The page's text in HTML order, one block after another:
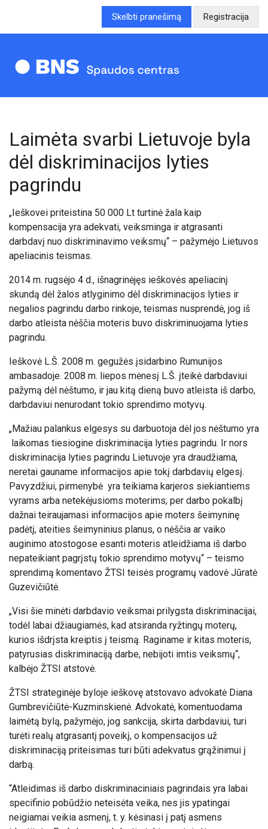
Skelbti pranešimą Registracija
Laimėta svarbi Lietuvoje byla
dėl diskriminacijos lyties
pagrindu
„Ieškovei priteistina 50 000 Lt turtinė žala kaip
kompensacija yra adekvati, veiksminga ir atgrasanti
darbdavį nuo diskriminavimo veiksmų“ – pažymėjo Lietuvos
apeliacinis teismas.
2014 m. rugsėjo 4 d., išnagrinėjęs ieškovės apeliacinį
skundą dėl žalos atlyginimo dėl diskriminacijos lyties ir
negalios pagrindu darbo rinkoje, teismas nusprendė, jog iš
darbo atleista nėščia moteris buvo diskriminuojama lyties
pagrindu.
Ieškovė L.Š. 2008 m. gegužės įsidarbino Rumunijos
ambasadoje. 2008 m. liepos mėnesį L.Š. įteikė darbdaviui
pažymą dėl nėštumo, ir jau kitą dieną buvo atleista iš darbo,
darbdaviui nenurodant tokio sprendimo motyvų.
„Mažiau palankus elgesys su darbuotoja dėl jos nėštumo yra
laikomas tiesiogine diskriminacija lyties pagrindu. Ir nors
diskriminacija lyties pagrindu Lietuvoje yra draudžiama,
neretai gauname informacijos apie tokį darbdavių elgesį.
Pavyzdžiui, pirmenybė yra teikiama karjeros siekiantiems
vyrams arba netekėjusioms moterims; per darbo pokalbį
dažnai teiraujamasi informacijos apie moters šeimyninę
padėtį, ateities šeimyninius planus, o nėščia ar vaiko
auginimo atostogose esanti moteris atleidžiama iš darbo
nepateikiant pagrįstų tokio sprendimo motyvų“ – teismo
sprendimą komentavo ŽTSI teisės programų vadovė Jūratė
Guzevičiūtė.
„Visi šie minėti darbdavio veiksmai prilygsta diskriminacijai,
todėl labai džiaugiamės, kad atsiranda ryžtingų moterų,
kurios išdrįsta kreiptis į teismą. Raginame ir kitas moteris,
patyrusias diskriminaciją darbe, nebijoti imtis veiksmų“,
kalbėjo ŽTSI atstovė.
ŽTSI strateginėje byloje ieškovę atstovavo advokatė Diana
Gumbrevičiūtė-Kuzminskienė. Advokatė, komentuodama
laimėtą bylą, pažymėjo, jog sankcija, skirta darbdaviui, turi
turėti realų atgrasantį poveikį, o kompensacijos už
diskriminaciją priteisimas turi būti adekvatus grąžinimui į
darbą.
“Atleidimas iš darbo diskriminaciniais pagrindais yra labai
specifinio pobūdžio neteisėta veika, nes jis ypatingai
neigiamai veikia asmenį, t. y. kėsinasi į patį asmens